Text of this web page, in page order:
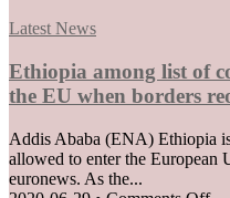
Posted
Latest News
Ethiopia among list of
the EU when borders
Addis Ababa (ENA) Ethiopia
allowed to enter the
euronews. As the...